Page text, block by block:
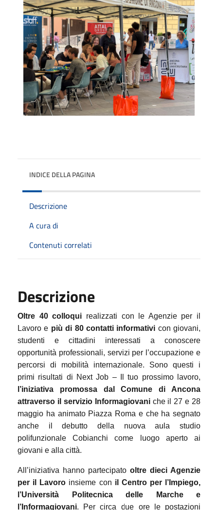
INDICE DELLA PAGINA
Descrizione
A cura di
Contenuti correlati
Descrizione
Oltre 40 colloqui realizzati con le Agenzie per il
Lavoro e più di 80 contatti informativi con giovani,
studenti e cittadini interessati a conoscere
opportunità professionali, servizi per l’occupazione e
percorsi di mobilità internazionale. Sono questi i
primi risultati di Next Job – Il tuo prossimo lavoro,
l’iniziativa promossa dal Comune di Ancona
attraverso il servizio Informagiovani che il 27 e 28
maggio ha animato Piazza Roma e che ha segnato
anche il debutto della nuova aula studio
polifunzionale Cobianchi come luogo aperto ai
giovani e alla città.
All’iniziativa hanno partecipato oltre dieci Agenzie
per il Lavoro insieme con il Centro per l’Impiego,
l’Università Politecnica delle Marche e
l’Informagiovani. Per circa due ore le postazioni